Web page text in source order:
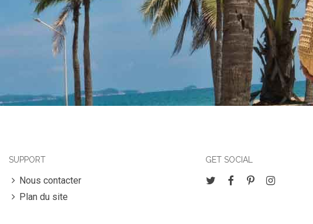
SUPPORT
Nous contacter
Plan du site
GET SOCIAL